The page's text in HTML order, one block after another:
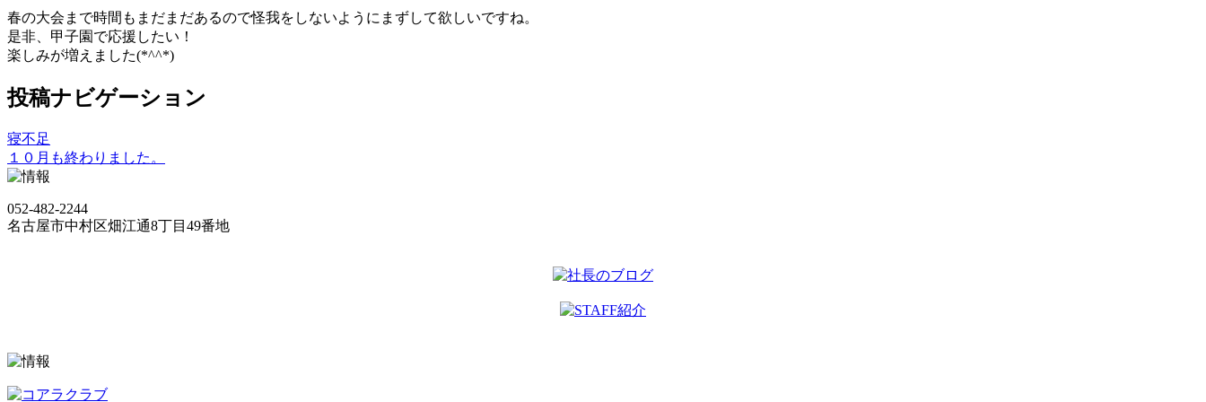
春の大会まで時間もまだまだあるので怪我をしないようにまずして欲しいですね。
是非、甲子園で応援したい！
楽しみが増えました(*^^*)
投稿ナビゲーション
寝不足
１０月も終わりました。
052-482-2244
名古屋市中村区畑江通8丁目49番地